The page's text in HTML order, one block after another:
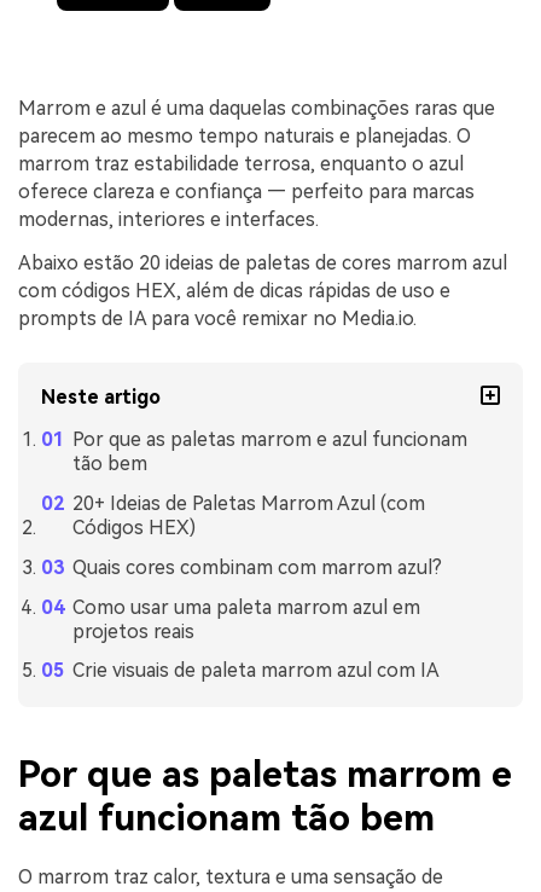
Marrom e azul é uma daquelas combinações raras que
parecem ao mesmo tempo naturais e planejadas. O
marrom traz estabilidade terrosa, enquanto o azul
oferece clareza e confiança — perfeito para marcas
modernas, interiores e interfaces.
Abaixo estão 20 ideias de paletas de cores marrom azul
com códigos HEX, além de dicas rápidas de uso e
prompts de IA para você remixar no Media.io.
Neste artigo
Por que as paletas marrom e azul funcionam
tão bem
20+ Ideias de Paletas Marrom Azul (com
Códigos HEX)
Quais cores combinam com marrom azul?
Como usar uma paleta marrom azul em
projetos reais
Crie visuais de paleta marrom azul com IA
Por que as paletas marrom e
azul funcionam tão bem
O marrom traz calor, textura e uma sensação de